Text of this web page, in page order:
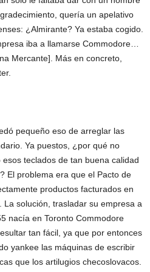
quería un apelativo
¿Almirante? Ya estaba cogido.
iba a llamarse Commodore…
Mercante]. Más en concreto,
pequeño eso de arreglar las
Ya puestos, ¿por qué no
teclados de tan buena calidad
El problema era que el Pacto de
productos facturados en
La solución, trasladar su empresa a
nacía en Toronto Commodore
tan fácil, ya que por entonces
yankee las máquinas de escribir
que los artilugios checoslovacos.